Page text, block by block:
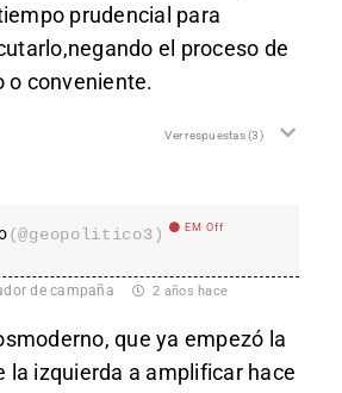
prudencial para
el proceso de
o conveniente.
Ver respuestas(3)
(@geopolitico3) EM Off
de campaña 2 años hace
que ya empezó la
la izquierda a amplificar hace